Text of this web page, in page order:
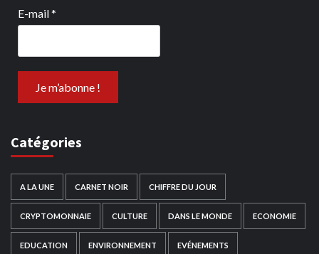
E-mail*
Catégories
A LA UNE CARNET NOIR CHIFFRE DU JOUR
CRYPTOMONNAIE CULTURE DANS LE MONDE ECONOMIE
EDUCATION ENVIRONNEMENT EVÉNEMENTS